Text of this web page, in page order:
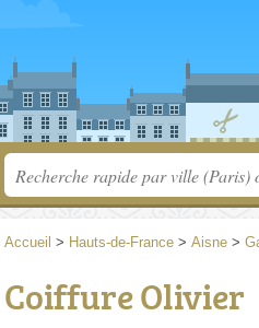
Accueil > Hauts-de-France > Aisne >
Coiffure Olivier